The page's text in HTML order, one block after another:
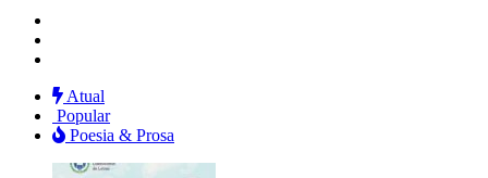
Atual
Popular
Poesia & Prosa